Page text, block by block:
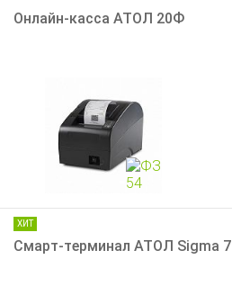
Онлайн-касса АТОЛ 20Ф
ХИТ
Смарт-терминал АТОЛ Sigma 7